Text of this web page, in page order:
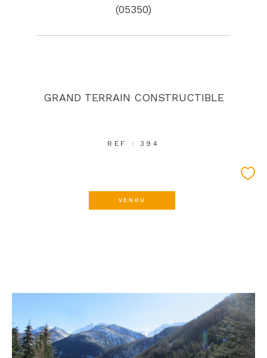
(05350)
GRAND TERRAIN CONSTRUCTIBLE
REF : 394
VENDU